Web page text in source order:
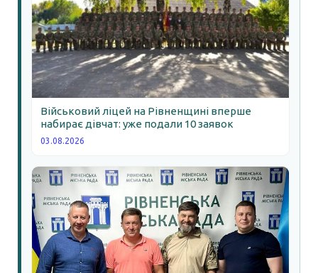
Військовий ліцей на Рівненщині вперше
набирає дівчат: уже подали 10 заявок
03.08.2026